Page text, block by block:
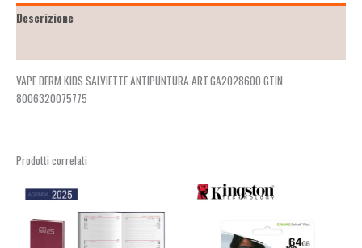
Descrizione
VAPE DERM KIDS SALVIETTE ANTIPUNTURA ART.GA2028600 GTIN
8006320075775
Prodotti correlati